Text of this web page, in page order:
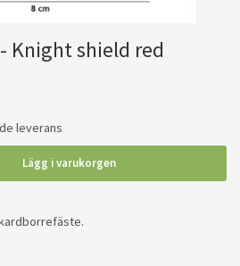
Knight shield red
leverans
Lägg i varukorgen